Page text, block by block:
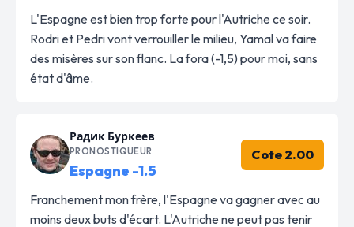
L'Espagne est bien trop forte pour l'Autriche ce soir.
Rodri et Pedri vont verrouiller le milieu, Yamal va faire
des misères sur son flanc. La fora (-1,5) pour moi, sans
état d'âme.
Радик Буркеев
PRONOSTIQUEUR
Espagne -1.5
Cote 2.00
Franchement mon frère, l'Espagne va gagner avec au
moins deux buts d'écart. L'Autriche ne peut pas tenir